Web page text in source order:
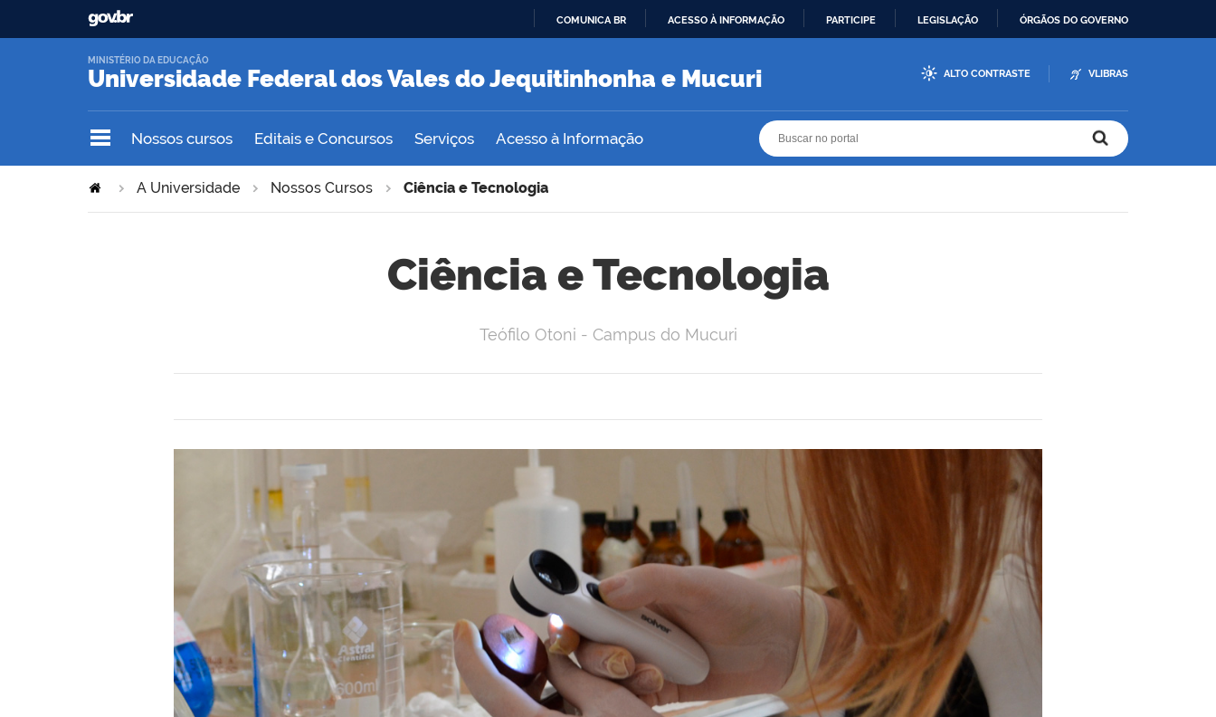
O
COMUNICA BR ACESSO À INFORMAÇÃO PARTICIPE LEGISLAÇÃO ÓRGÃOS DO GOVERNO
Universidade Federal dos Vales do Jequitinhonha e Mucuri
MINISTÉRIO DA EDUCAÇÃO
ALTO CONTRASTE VLIBRAS
Nossos cursos Editais e Concursos Serviços Acesso à Informação
A Universidade Nossos Cursos Ciência e Tecnologia
Ciência e Tecnologia
Teófilo Otoni - Campus do Mucuri